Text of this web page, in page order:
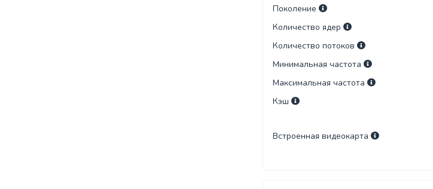
Поколение
Количество ядер
Количество потоков
Минимальная частота
Максимальная частота
Кэш
Встроенная видеокарта